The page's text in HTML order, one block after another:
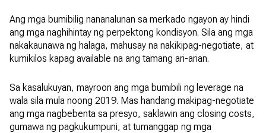
Ang mga bumibilig nananalunan sa merkado ngayon ay hindi
ang mga naghihintay ng perpektong kondisyon. Sila ang mga
nakakaunawa ng halaga, mahusay na nakikipag-negotiate, at
kumikilos kapag available na ang tamang ari-arian.
Sa kasalukuyan, mayroon ang mga bumibili ng leverage na
wala sila mula noong 2019. Mas handang makipag-negotiate
ang mga nagbebenta sa presyo, saklawin ang closing costs,
gumawa ng pagkukumpuni, at tumanggap ng mga